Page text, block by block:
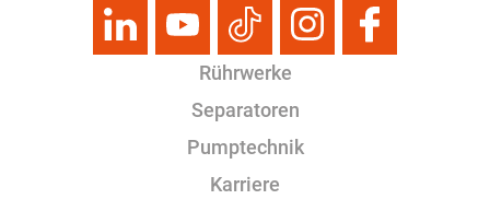
Rührwerke
Separatoren
Pumptechnik
Karriere